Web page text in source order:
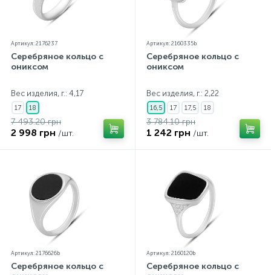
Артикул: 2176237
Серебряное кольцо с
ониксом
Вес изделия, г.: 4,17
17 18
7 493.20 грн
2 998 грн /шт.
Артикул: 2160335b
Серебряное кольцо с
ониксом
Вес изделия, г.: 2,22
16,5 17 17,5 18
3 784.10 грн
1 242 грн /шт.
Артикул: 2176626b
Серебряное кольцо с
Артикул: 2160120b
Серебряное кольцо с